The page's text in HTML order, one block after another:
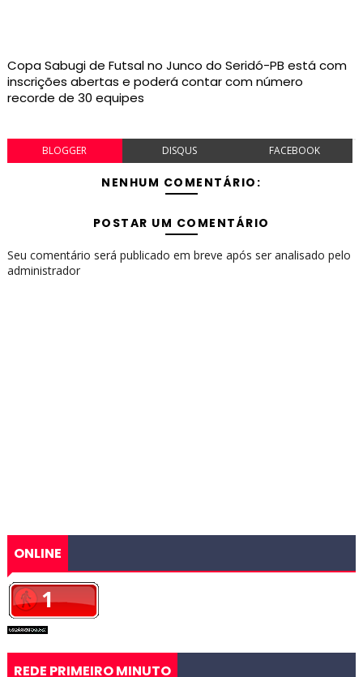
Copa Sabugi de Futsal no Junco do Seridó-PB está com
inscrições abertas e poderá contar com número
recorde de 30 equipes
BLOGGER DISQUS FACEBOOK
NENHUM COMENTÁRIO:
POSTAR UM COMENTÁRIO
Seu comentário será publicado em breve após ser analisado pelo
administrador
ONLINE
REDE PRIMEIRO MINUTO